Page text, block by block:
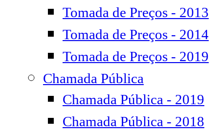
Tomada de Preços - 2013
Tomada de Preços - 2014
Tomada de Preços - 2019
Chamada Pública
Chamada Pública - 2019
Chamada Pública - 2018